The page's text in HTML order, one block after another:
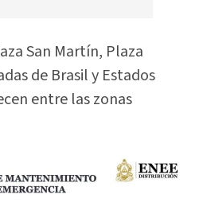
San Martín, Plaza
de Brasil y Estados
entre las zonas